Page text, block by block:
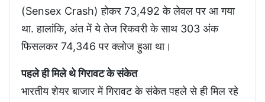
(Sensex Crash) होकर 73,492 के लेवल पर आ गया
था. हालांकि, अंत में ये तेज रिकवरी के साथ 303 अंक
फिसलकर 74,346 पर क्लोज हुआ था।
पहले ही मिले थे गिरावट के संकेत
भारतीय शेयर बाजार में गिरावट के संकेत पहले से ही मिल रहे